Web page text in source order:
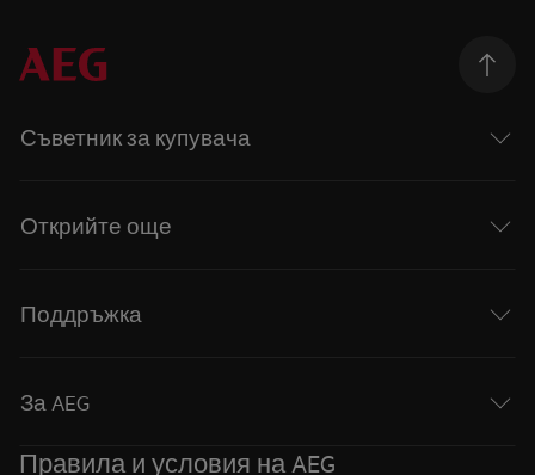
Съветник за купувача
Открийте още
Поддръжка
За AEG
Правила и условия на AEG